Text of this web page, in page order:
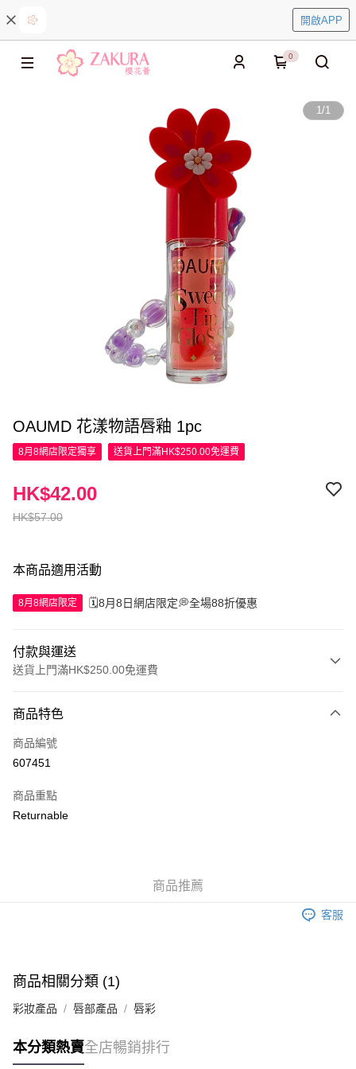
開啟APP
0
1/1
OAUMD 花漾物語唇釉 1pc
8月8網店限定獨享 送貨上門滿HK$250.00免運費
HK$57.00
HK$42.00
本商品適用活動
8月8網店限定 🗓️8月8日網店限定💭全場88折優惠
付款與運送
送貨上門滿HK$250.00免運費
信用卡
Apple Pay
WeChat Pay
JD京東物流，訂單確認發貨後2-4個工作天送達
商品特色
商品編號
607451
商品重點
Returnable
商品推薦
客服
商品相關分類 (1)
彩妝產品 唇部產品 唇彩
本分類熱賣全店暢銷排行